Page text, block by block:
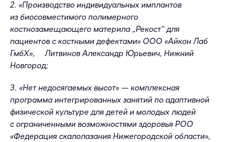
2. «Производство индивидуальных имплантов
из биосовместимого полимерного
костнозамещающего материла „Рекост“ для
пациентов с костными дефектами» ООО «Айкон Лаб
ГмбХ», Литвинов Александр Юрьевич, Нижний
Новгород;
3. «Нет недосягаемых высот» — комплексная
программа интегрированных занятий по адаптивной
физической культуре для детей и молодых людей
с ограниченными возможностями здоровья РОО
«Федерация скалолазания Нижегородской области»,